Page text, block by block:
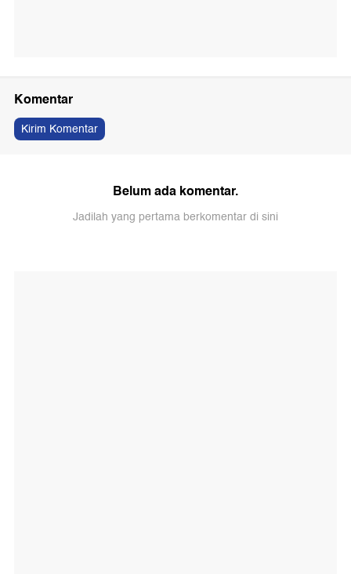
Komentar
Kirim Komentar
Belum ada komentar.
Jadilah yang pertama berkomentar di sini